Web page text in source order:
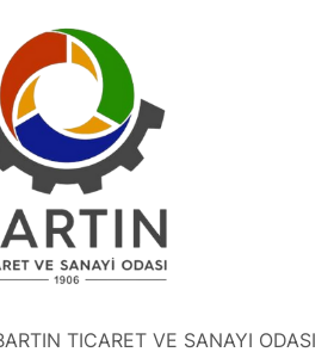
TICARET VE SANAYI ODASI